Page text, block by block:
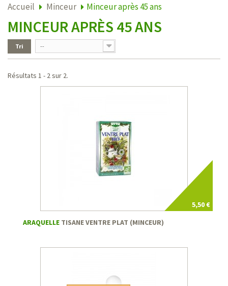
Accueil Minceur Minceur après 45 ans
MINCEUR APRÈS 45 ANS
Tri --
Résultats 1 - 2 sur 2.
5,50 €
ARAQUELLE TISANE VENTRE PLAT (MINCEUR)